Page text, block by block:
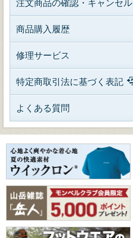
注文商品の確認・キャンセル
商品購入履歴
修理サービス
特定商取引法に基づく表記
よくある質問